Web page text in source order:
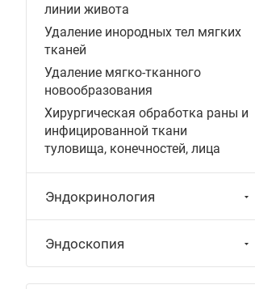
линии живота
Удаление инородных тел мягких
тканей
Удаление мягко-тканного
новообразования
Хирургическая обработка раны и
инфицированной ткани
туловища, конечностей, лица
Эндокринология
Эндоскопия